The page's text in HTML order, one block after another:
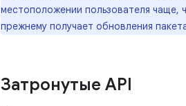
местоположении пользователя чаще,
прежнему получает обновления
Затронутые API